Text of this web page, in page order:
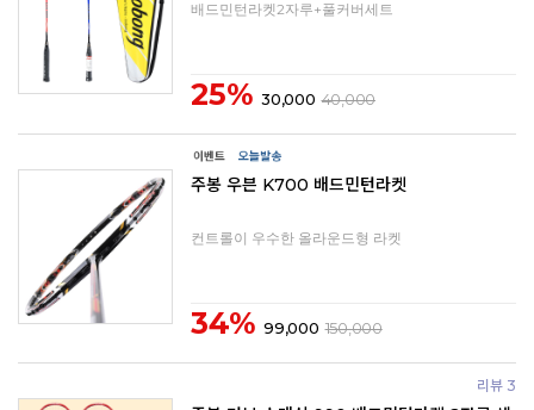
배드민턴라켓2자루+풀커버세트
25% 30,000 40,000
주봉 우븐 K700 배드민턴라켓
컨트롤이 우수한 올라운드형 라켓
34% 99,000 150,000
리뷰 3